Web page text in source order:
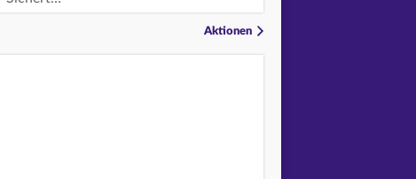
Aktionen